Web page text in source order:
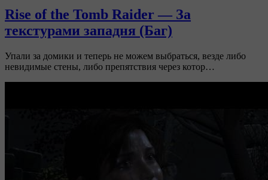
Rise of the Tomb Raider — За
текстурами западня (Баг)
Упали за домики и теперь не можем выбраться, везде либо
невидимые стены, либо препятствия через котор…